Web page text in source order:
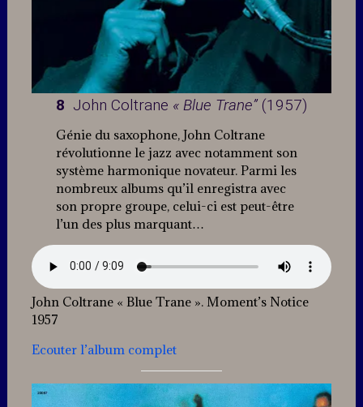
8 John Coltrane « Blue Trane”(1957)
Génie du saxophone, John Coltrane
révolutionne le jazz avec notamment son
système harmonique novateur. Parmi les
nombreux albums qu’il enregistra avec
son propre groupe, celui-ci est peut-être
l’un des plus marquant…
John Coltrane « Blue Trane ». Moment’s Notice
1957
Ecouter l’album complet